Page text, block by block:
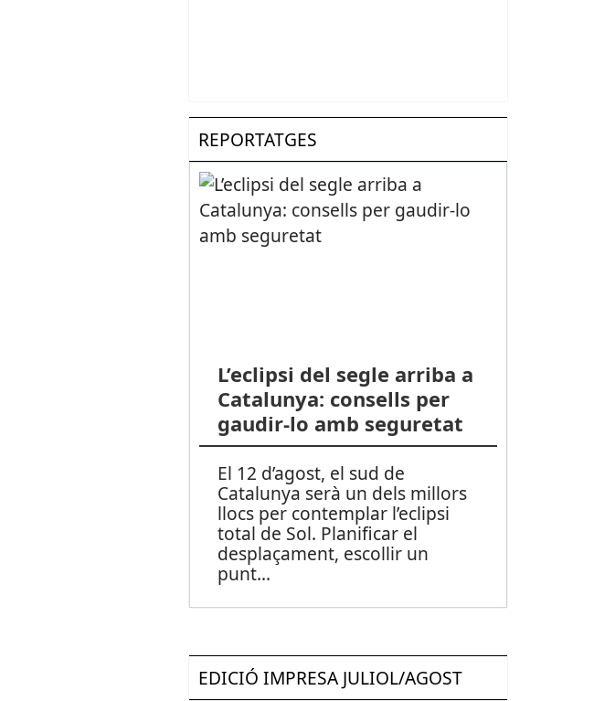
REPORTATGES
L’eclipsi del segle arriba a
Catalunya: consells per
gaudir-lo amb seguretat
El 12 d’agost, el sud de
Catalunya serà un dels millors
llocs per contemplar l’eclipsi
total de Sol. Planificar el
desplaçament, escollir un
punt...
EDICIÓ IMPRESA JULIOL/AGOST